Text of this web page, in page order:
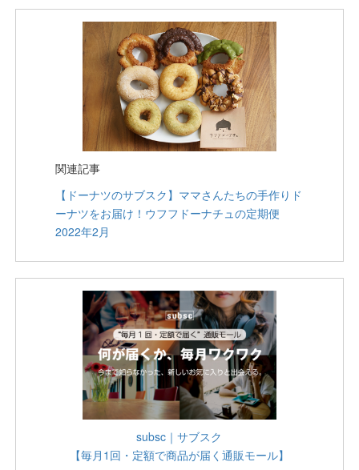
関連記事
【ドーナツのサブスク】ママさんたちの手作りド
ーナツをお届け！ウフフドーナチュの定期便
2022年2月
subsc｜サブスク
【毎月1回・定額で商品が届く通販モール】